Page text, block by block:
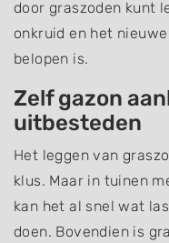
door graszoden kunt
onkruid en het
belopen is.
Zelf gazon
uitbesteden
Het leggen van
klus. Maar in tuinen
kan het al snel wat
doen. Bovendien is